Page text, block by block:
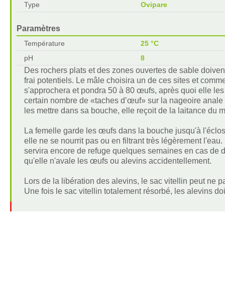
Type Ovipare
Paramètres
Température
25 °C
pH
8
Des rochers plats et des zones ouvertes de sable
frai potentiels. Le mâle choisira un de ces sites et
s'approchera et pondra 50 à 80 œufs, après quoi elle
certain nombre de «taches d’œuf» sur la nageoire
les mettre dans sa bouche, elle reçoit de la laitance du
La femelle garde les œufs dans la bouche jusqu'à
elle ne se nourrit pas ou en filtrant très légèrement
servira encore de refuge quelques semaines en cas de
qu'elle n'avale les œufs ou alevins accidentellement.
Lors de la libération des alevins, le sac vitellin peut ne
Une fois le sac vitellin totalement résorbé, les alevins